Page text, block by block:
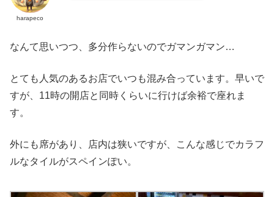
harapeco
なんて思いつつ、多分作らないのでガマンガマン…
とても人気のあるお店でいつも混み合っています。早いで
すが、11時の開店と同時くらいに行けば余裕で座れま
す。
外にも席があり、店内は狭いですが、こんな感じでカラフ
ルなタイルがスペインぽい。